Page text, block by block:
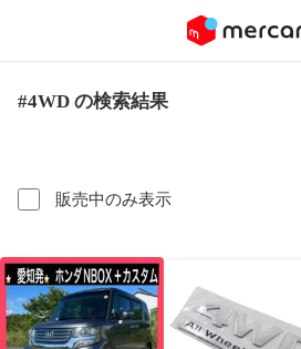
#4WD の検索結果
販売中のみ表示